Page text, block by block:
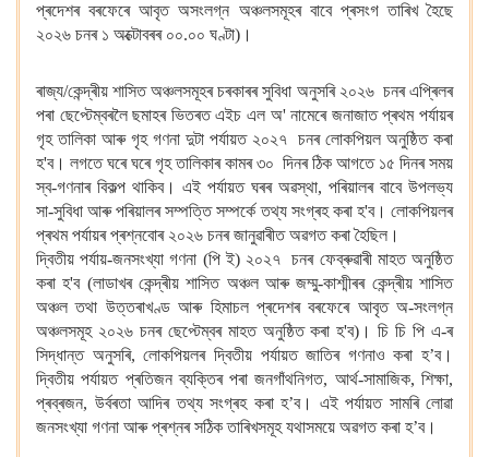
প্ৰদেশৰ বৰফেৰে আবৃত অসংলগ্ন অঞ্চলসমূহৰ বাবে প্ৰসংগ তাৰিখ হৈছে
২০২৬ চনৰ ১ অক্টোবৰৰ ০০.০০ ঘণ্টা)।
ৰাজ্য/কেন্দ্ৰীয় শাসিত অঞ্চলসমূহৰ চৰকাৰৰ সুবিধা অনুসৰি ২০২৬ চনৰ এপ্ৰিলৰ
পৰা ছেপ্টেম্বৰলৈ ছমাহৰ ভিতৰত এইচ এল অ' নামেৰে জনাজাত প্ৰথম পৰ্যায়ৰ
গৃহ তালিকা আৰু গৃহ গণনা দুটা পৰ্যায়ত ২০২৭ চনৰ লোকপিয়ল অনুষ্ঠিত কৰা
হ'ব। লগতে ঘৰে ঘৰে গৃহ তালিকাৰ কামৰ ৩০ দিনৰ ঠিক আগতে ১৫ দিনৰ সময়
স্ব-গণনাৰ বিকল্প থাকিব। এই পৰ্যায়ত ঘৰৰ অৱস্থা, পৰিয়ালৰ বাবে উপলভ্য
সা-সুবিধা আৰু পৰিয়ালৰ সম্পত্তি সম্পৰ্কে তথ্য সংগ্ৰহ কৰা হ'ব। লোকপিয়লৰ
প্ৰথম পৰ্যায়ৰ প্ৰশ্নবোৰ ২০২৬ চনৰ জানুৱাৰীত অৱগত কৰা হৈছিল।
দ্বিতীয় পৰ্যায়-জনসংখ্যা গণনা (পি ই) ২০২৭ চনৰ ফেব্ৰুৱাৰী মাহত অনুষ্ঠিত
কৰা হ'ব (লাডাখৰ কেন্দ্ৰীয় শাসিত অঞ্চল আৰু জম্মু-কাশ্মীৰৰ কেন্দ্ৰীয় শাসিত
অঞ্চল তথা উত্তৰাখণ্ড আৰু হিমাচল প্ৰদেশৰ বৰফেৰে আবৃত অ-সংলগ্ন
অঞ্চলসমূহ ২০২৬ চনৰ ছেপ্টেম্বৰ মাহত অনুষ্ঠিত কৰা হ'ব)। চি চি পি এ-ৰ
সিদ্ধান্ত অনুসৰি, লোকপিয়লৰ দ্বিতীয় পৰ্যায়ত জাতিৰ গণনাও কৰা হ’ব।
দ্বিতীয় পৰ্যায়ত প্ৰতিজন ব্যক্তিৰ পৰা জনগাঁথনিগত, আৰ্থ-সামাজিক, শিক্ষা,
প্ৰব্ৰজন, উৰ্বৰতা আদিৰ তথ্য সংগ্ৰহ কৰা হ’ব। এই পৰ্যায়ত সামৰি লোৱা
জনসংখ্যা গণনা আৰু প্ৰশ্নৰ সঠিক তাৰিখসমূহ যথাসময়ে অৱগত কৰা হ’ব।